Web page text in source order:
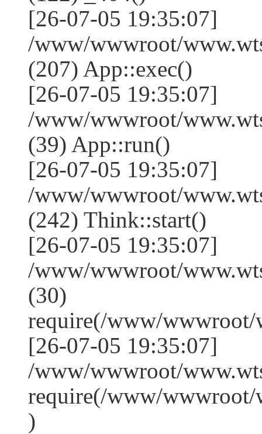
[26-07-05 19:35:07]
/www/wwwroot/
(207) App::exec()
[26-07-05 19:35:07]
/www/wwwroot/
(39) App::run()
[26-07-05 19:35:07]
/www/wwwroot/
(242) Think::start()
[26-07-05 19:35:07]
/www/wwwroot/
(30)
require(/www/wwwroot/
[26-07-05 19:35:07]
/www/wwwroot/
require(/www/wwwroot/
)